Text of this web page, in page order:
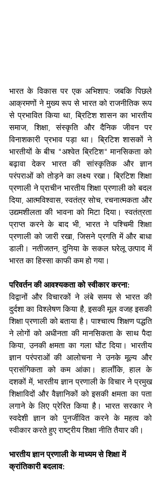
भारत के विकास पर एक अभिशाप: जबकि पिछले
आक्रमणों ने मुख्य रूप से भारत को राजनीतिक रूप
से प्रभावित किया था, ब्रिटिश शासन का भारतीय
समाज, शिक्षा, संस्कृति और दैनिक जीवन पर
विनाशकारी प्रभाव पड़ा था। ब्रिटिश शासकों ने
भारतीयों के बीच "अश्वेत ब्रिटिश" मानसिकता को
बढ़ावा देकर भारत की सांस्कृतिक और ज्ञान
परंपराओं को तोड़ने का लक्ष्य रखा। ब्रिटिश शिक्षा
प्रणाली ने प्राचीन भारतीय शिक्षा प्रणाली को बदल
दिया, आत्मविश्वास, स्वतंत्र सोच, रचनात्मकता और
उद्यमशीलता की भावना को मिटा दिया। स्वतंत्रता
प्राप्त करने के बाद भी, भारत ने पश्चिमी शिक्षा
प्रणाली को जारी रखा, जिसने प्रगति में और बाधा
डाली। नतीजतन, दुनिया के सकल घरेलू उत्पाद में
भारत का हिस्सा काफी कम हो गया।
परिवर्तन की आवश्यकता को स्वीकार करना:
विद्वानों और विचारकों ने लंबे समय से भारत की
दुर्दशा का विश्लेषण किया है, इसकी मूल वजह इसकी
शिक्षा प्रणाली को बताया है। पाश्चात्य शिक्षण पद्धति
ने लोगों को अधीनता की मानसिकता के साथ पैदा
किया, उनकी क्षमता का गला घोंट दिया। भारतीय
ज्ञान परंपराओं की आलोचना ने उनके मूल्य और
प्रासंगिकता को कम आंका। हालाँकि, हाल के
दशकों में, भारतीय ज्ञान प्रणाली के विचार ने प्रमुख
शिक्षाविदों और वैज्ञानिकों को इसकी क्षमता का पता
लगाने के लिए प्रेरित किया है। भारत सरकार ने
स्वदेशी ज्ञान को पुनर्जीवित करने के महत्व को
स्वीकार करते हुए राष्ट्रीय शिक्षा नीति तैयार की।
भारतीय ज्ञान प्रणाली के माध्यम से शिक्षा में
क्रांतिकारी बदलाव: